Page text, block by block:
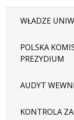
WŁADZE
POLSKA
PREZYDIUM
AUDYT
KONTROLA